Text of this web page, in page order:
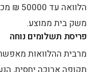
משק בית ממוצע.
פריסת תשלומים נוחה
מרבית ההלוואות